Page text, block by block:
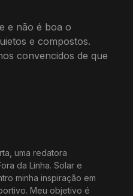
e não é boa o
e compostos.
convencidos de que
uma redatora
da Linha. Solar e
minha inspiração em
Meu objetivo é